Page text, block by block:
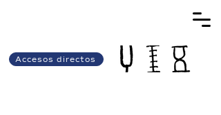
Accesos directos